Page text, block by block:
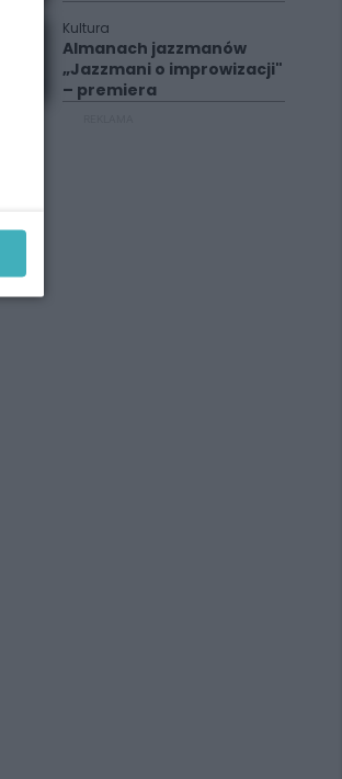
Kultura
Almanach jazzmanów
„Jazzmani o improwizacji"
– premiera